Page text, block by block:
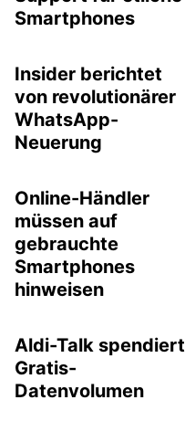
Smartphones
Insider berichtet
von revolutionärer
WhatsApp-
Neuerung
Online-Händler
müssen auf
gebrauchte
Smartphones
hinweisen
Aldi-Talk spendiert
Gratis-
Datenvolumen